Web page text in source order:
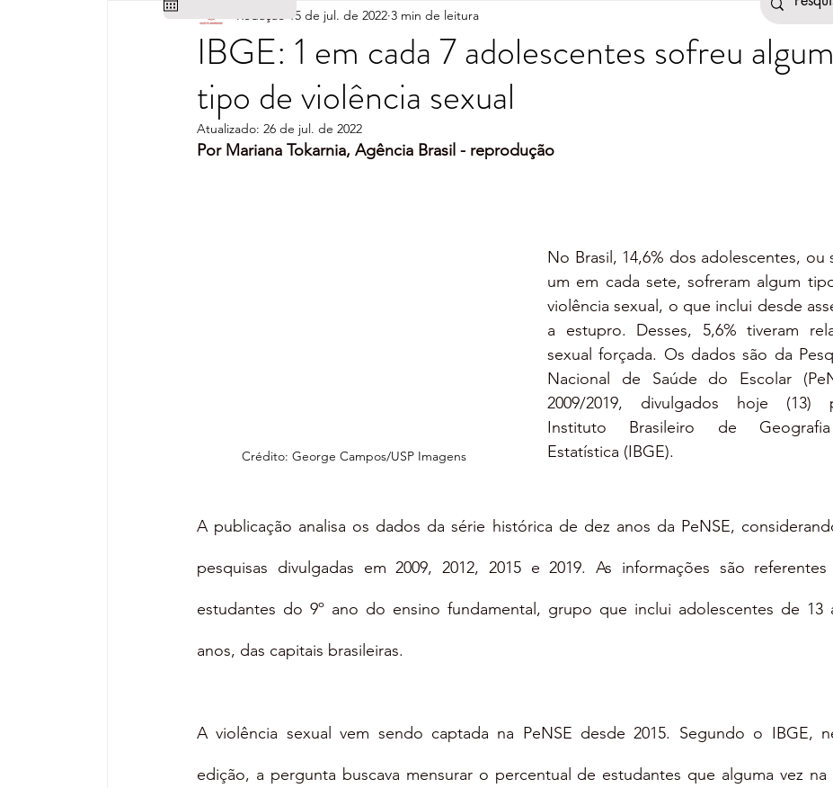
Cidade Educação Eleições Saúde Fake News
Habitação Emprego Judiciário
Sindicato Férias Trânsito
IBGE: 1 em cada 7 adolescentes sofreu algum
tipo de violência sexual
15 de jul. de 2022 3 min de leitura
Atualizado: 26 de jul. de 2022
Por Mariana Tokarnia, Agência Brasil - reprodução
Crédito: George Campos/USP Imagens
No Brasil, 14,6% dos adolescentes, ou
um em cada sete, sofreram algum
violência sexual, o que inclui desde
a estupro. Desses, 5,6% tiveram
sexual forçada. Os dados são da
Nacional de Saúde do Escolar
2009/2019, divulgados hoje (13)
Instituto Brasileiro de
Estatística (IBGE).
A publicação analisa os dados da série histórica de dez anos da PeNSE,
pesquisas divulgadas em 2009, 2012, 2015 e 2019. As informações são referentes
estudantes do 9º ano do ensino fundamental, grupo que inclui adolescentes de 13
anos, das capitais brasileiras.
A violência sexual vem sendo captada na PeNSE desde 2015. Segundo o IBGE,
edição, a pergunta buscava mensurar o percentual de estudantes que alguma vez na